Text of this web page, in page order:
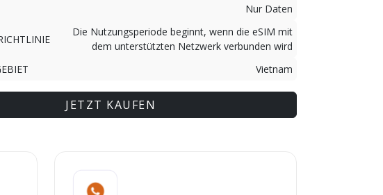
Nur Daten
Die Nutzungsperiode beginnt, wenn die eSIM mit
dem unterstützten Netzwerk verbunden wird
Vietnam
JETZT KAUFEN